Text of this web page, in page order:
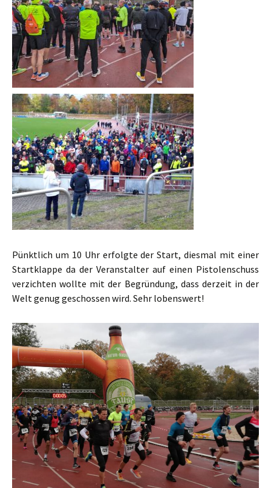
Pünktlich um 10 Uhr erfolgte der Start, diesmal mit einer
Startklappe da der Veranstalter auf einen Pistolenschuss
verzichten wollte mit der Begründung, dass derzeit in der
Welt genug geschossen wird. Sehr lobenswert!